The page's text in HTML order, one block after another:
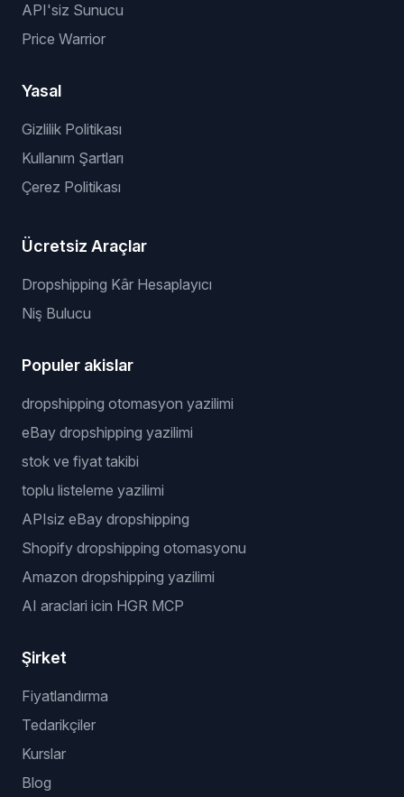
API'siz Sunucu
Price Warrior
Yasal
Gizlilik Politikası
Kullanım Şartları
Çerez Politikası
Ücretsiz Araçlar
Dropshipping Kâr Hesaplayıcı
Niş Bulucu
Populer akislar
dropshipping otomasyon yazilimi
eBay dropshipping yazilimi
stok ve fiyat takibi
toplu listeleme yazilimi
APIsiz eBay dropshipping
Shopify dropshipping otomasyonu
Amazon dropshipping yazilimi
AI araclari icin HGR MCP
Şirket
Fiyatlandırma
Tedarikçiler
Kurslar
Blog